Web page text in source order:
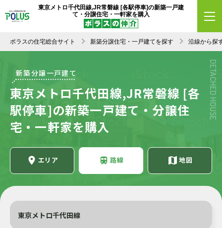
東京メトロ千代田線,JR常磐線 [各駅停車]の新築一戸建
て・分譲住宅・一軒家を購入
ポラスの住宅総合サイト 新築分譲住宅・一戸建てを探す 沿線から探
DETACHED HOUSE
新築分譲一戸建て
東京メトロ千代田線,JR常磐線 [各
駅停車]の新築一戸建て・分譲住
宅・一軒家を購入
エリア 路線 地図
東京メトロ千代田線